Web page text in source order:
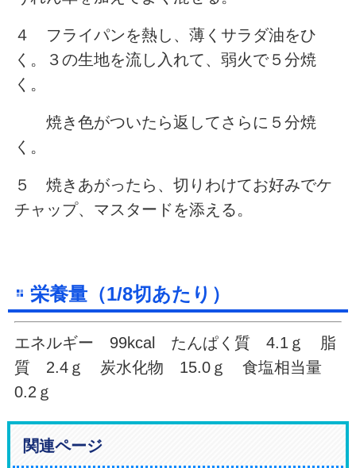
４ フライパンを熱し、薄くサラダ油をひ
く。３の生地を流し入れて、弱火で５分焼
く。
焼き色がついたら返してさらに５分焼
く。
５ 焼きあがったら、切りわけてお好みでケ
チャップ、マスタードを添える。
栄養量（1/8切あたり）
エネルギー 99kcal たんぱく質 4.1ｇ 脂
質 2.4ｇ 炭水化物 15.0ｇ 食塩相当量
0.2ｇ
関連ページ